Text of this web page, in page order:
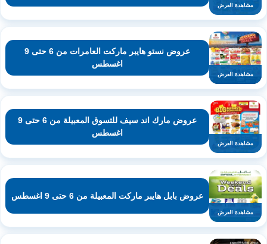
مشاهدة العرض
مشاهدة العرض
عروض نستو هايبر ماركت العامرات من 6 حتى 9
اغسطس
مشاهدة العرض
عروض مارك اند سيف للتسوق المعبيلة من 6 حتى 9
اغسطس
مشاهدة العرض
عروض بابل هايبر ماركت المعبيلة من 6 حتى 9 اغسطس